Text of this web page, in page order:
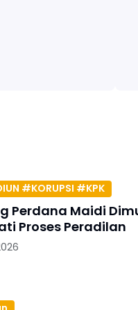
#KORUPSI #KPK
Perdana Maidi
Proses Peradilan